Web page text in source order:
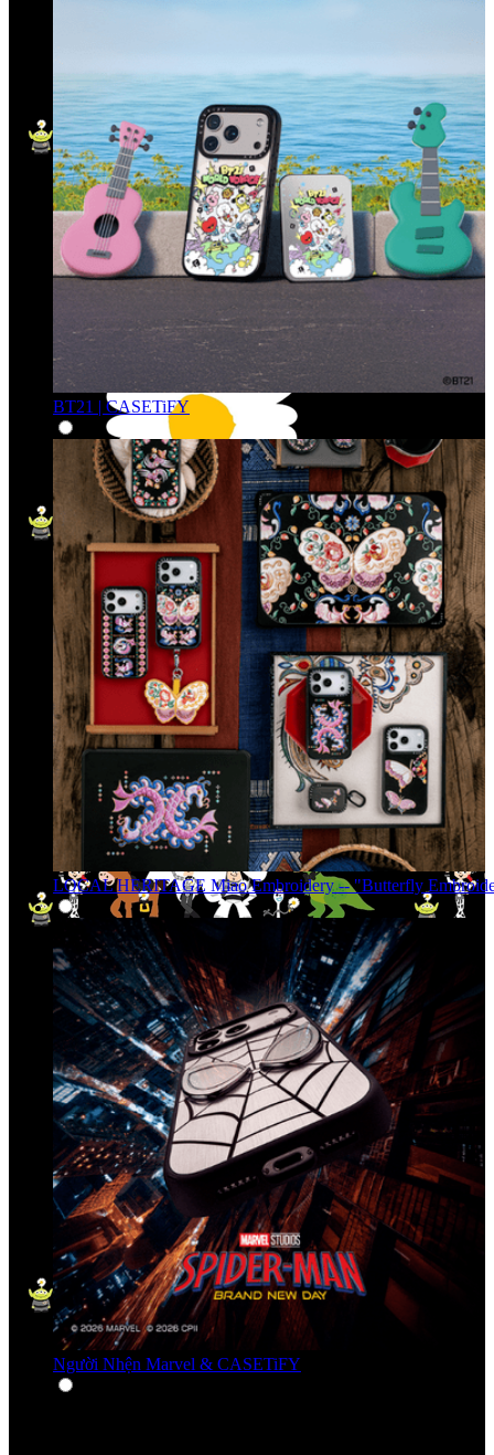
BT21 | CASETiFY
LOCAL HERITAGE Miao Embroidery -- "Butterfly
Người Nhện Marvel & CASETiFY